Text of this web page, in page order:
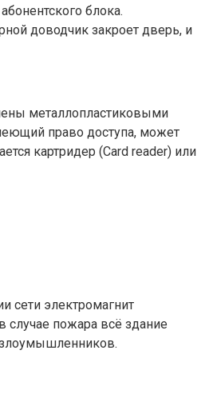
блока.
доводчик закроет дверь, и
металлопластиковыми
право доступа, может
картридер (Card reader) или
сети электромагнит
случае пожара всё здание
злоумышленников.